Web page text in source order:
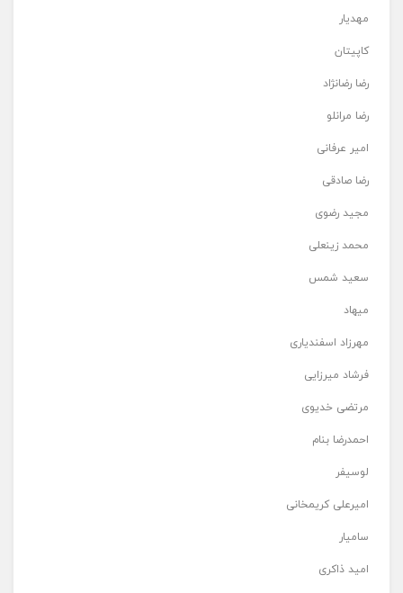
مهدیار
کاپیتان
رضا رضانژاد
رضا مرانلو
امیر عرفانی
رضا صادقی
مجید رضوی
محمد زینعلی
سعید شمس
میهاد
مهرزاد اسفندیاری
فرشاد میرزایی
مرتضی خدیوی
احمدرضا بنام
لوسیفر
امیرعلی کریمخانی
سامیار
امید ذاکری